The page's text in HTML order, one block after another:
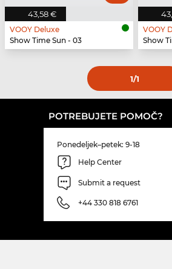
43,58 €
VOOY Deluxe
Show Time Sun - 03
VOOY
Show
1/1
POTREBUJETE POMOČ?
Ponedeljek–petek: 9-18
Help Center
Submit a request
+44 330 818 6761